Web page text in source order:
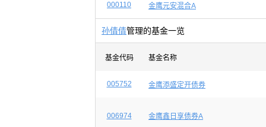
000110 金鹰元安混合A
孙倩倩管理的基金一览
基金代码 基金名称
005752 金鹰添盛定开债券
006974 金鹰鑫日享债券A